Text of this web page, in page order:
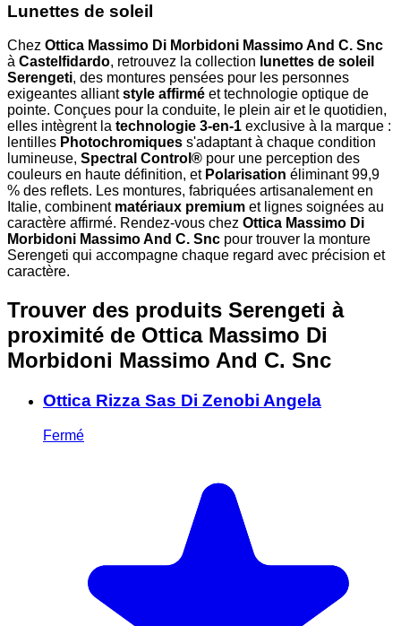
Lunettes de soleil
Chez Ottica Massimo Di Morbidoni Massimo And C. Snc
à Castelfidardo, retrouvez la collection lunettes de soleil
Serengeti, des montures pensées pour les personnes
exigeantes alliantstyle affirmé et technologie optique de
pointe. Conçues pour la conduite, le plein air et le quotidien,
elles intègrent la technologie 3-en-1 exclusive à la marque :
lentilles Photochromiques s'adaptant à chaque condition
lumineuse, Spectral Control® pour une perception des
couleurs en haute définition, et Polarisation éliminant 99,9
% des reflets. Les montures, fabriquées artisanalement en
Italie, combinent matériaux premium et lignes soignées au
caractère affirmé. Rendez-vous chez Ottica Massimo Di
Morbidoni Massimo And C. Snc pour trouver la monture
Serengeti qui accompagne chaque regard avec précision et
caractère.
Trouver des produits Serengeti à
proximité de Ottica Massimo Di
Morbidoni Massimo And C. Snc
Ottica Rizza Sas Di Zenobi Angela
Fermé